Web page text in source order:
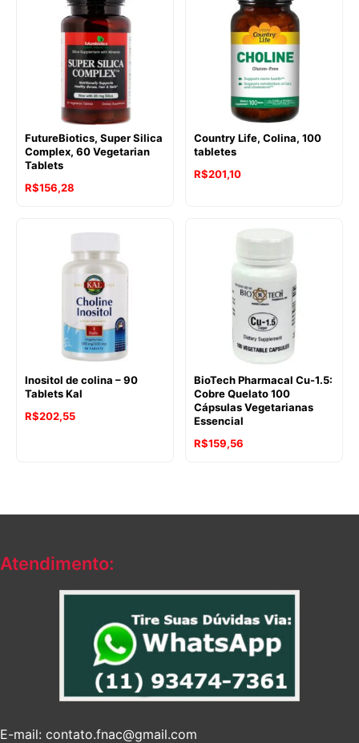
R$291,31.
é:
R$257,10.
FutureBiotics, Super Silica
Complex, 60 Vegetarian
Tablets
R$156,28
Country Life, Colina, 100
tabletes
R$201,10
Inositol de colina – 90
Tablets Kal
R$202,55
BioTech Pharmacal Cu-1.5:
Cobre Quelato 100
Cápsulas Vegetarianas
Essencial
R$159,56
Atendimento:
E-mail: contato.fnac@gmail.com